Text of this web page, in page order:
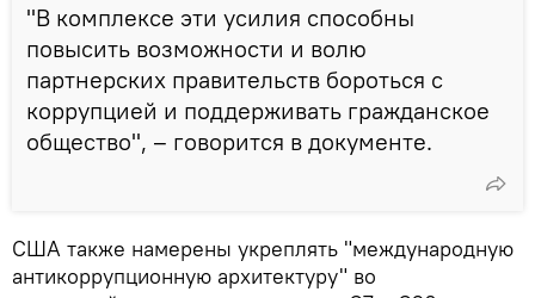
"В комплексе эти усилия способны
повысить возможности и волю
партнерских правительств бороться с
коррупцией и поддерживать гражданское
общество", – говорится в документе.
США также намерены укреплять "международную
антикоррупционную архитектуру" во